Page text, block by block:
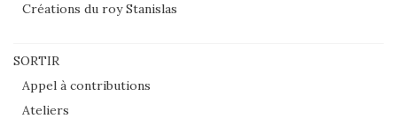
Créations du roy Stanislas
SORTIR
Appel à contributions
Ateliers